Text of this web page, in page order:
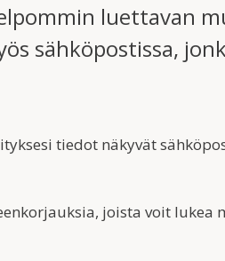
luettavan
sähköpostissa,
tiedot näkyvät
joista voit